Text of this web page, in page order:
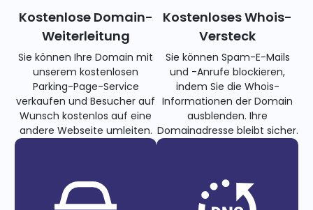
Kostenlose Domain-
Weiterleitung
Sie können Ihre Domain mit
unserem kostenlosen
Parking-Page-Service
verkaufen und Besucher auf
Wunsch kostenlos auf eine
andere Webseite umleiten.
Kostenloses Whois-
Versteck
Sie können Spam-E-Mails
und -Anrufe blockieren,
indem Sie die Whois-
Informationen der Domain
ausblenden. Ihre
Domainadresse bleibt sicher.